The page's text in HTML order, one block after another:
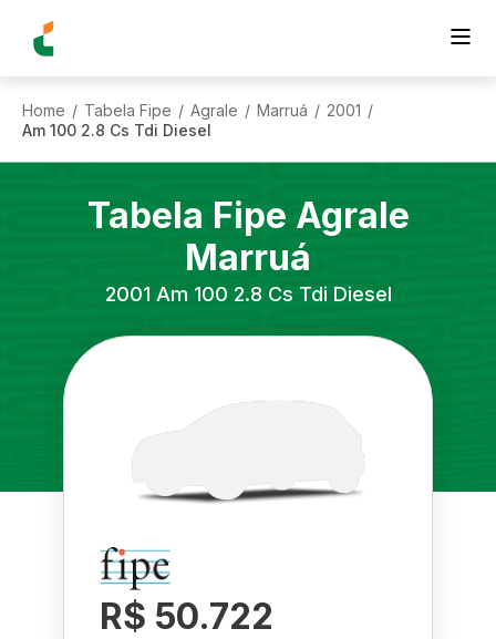
Home / Tabela Fipe / Agrale / Marruá / 2001 /
Am 100 2.8 Cs Tdi Diesel
Tabela Fipe Agrale
Marruá
2001 Am 100 2.8 Cs Tdi Diesel
R$ 50.722